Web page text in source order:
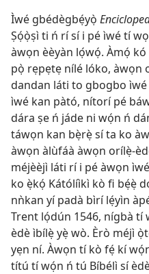
Ìwé gbédègbẹ́yọ̀
Ṣọ́ọ̀ṣì ti ń rí sí i pé ìwé tí
àwọn èèyàn lọ́wọ́. Àmọ́
pọ̀ rẹpẹtẹ nílé lóko, àwọn
dandan láti to gbogbo
ìwé kan pàtó, nítorí pé
dára ṣe ń jáde ni wọ́n ń
táwọn kan bẹ̀rẹ̀ sí ta ko
àwọn àlùfáà àwọn orílẹ̀-
méjèèjì láti rí i pé àwọn
ko ẹ̀kọ́ Kátólíìkì kò fi bẹ́ẹ̀
nǹkan yí padà bìrí lẹ́yìn
Trent lọ́dún 1546, nígbà
èdè ìbílẹ̀ yẹ̀ wò. Èrò méjì
yẹn ní. Àwọn tí kò fẹ́ kí
títú tí wọ́n ń tú Bíbélì sí